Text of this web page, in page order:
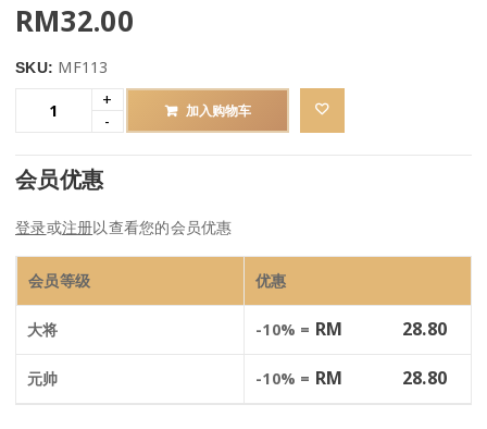
RM32.00
SKU: MF113
加入购物车
会员优惠
登录或注册以查看您的会员优惠
会员等级 优惠
大将 -10% = RM 28.80
元帅 -10% = RM 28.80